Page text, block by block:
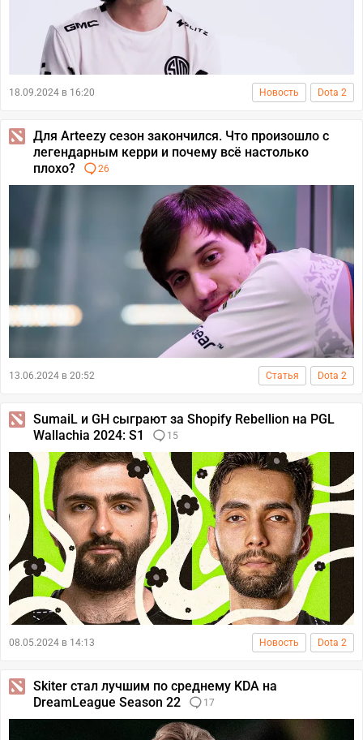
18.09.2024 в 16:20 Новость Dota 2
Для Arteezy сезон закончился. Что произошло с
легендарным керри и почему всё настолько
плохо?
26
13.06.2024 в 20:52 Статья Dota 2
SumaiL и GH сыграют за Shopify Rebellion на PGL
Wallachia 2024: S1
15
08.05.2024 в 14:13 Новость Dota 2
Skiter стал лучшим по среднему KDA на
DreamLeague Season 22
17